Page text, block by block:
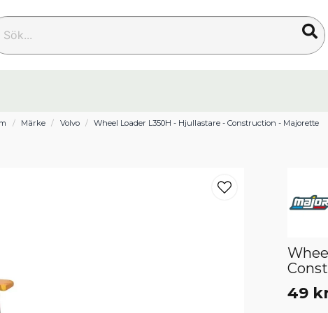
Märke Volvo Wheel Loader L350H - Hjullastare - Construction - Majorette
49